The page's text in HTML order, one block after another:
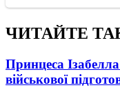
ЧИТАЙТЕ
Принцеса
військової